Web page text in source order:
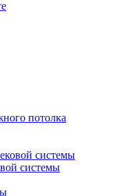
потолка
системы
системы